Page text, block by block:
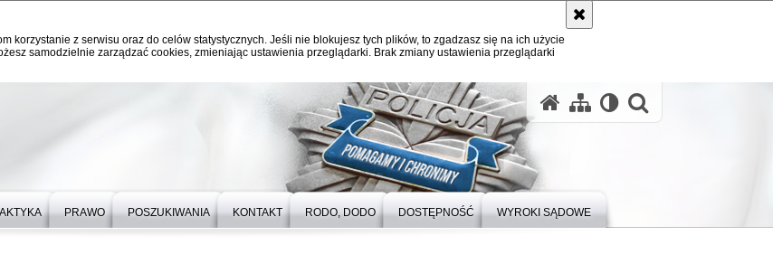
korzystanie z serwisu oraz do celów statystycznych. Jeśli nie blokujesz tych plików, to zgadzasz się na ich użycie
samodzielnie zarządzać cookies, zmieniając ustawienia przeglądarki. Brak zmiany ustawienia przeglądarki
PRAWO POSZUKIWANIA KONTAKT RODO, DODO DOSTĘPNOŚĆ WYROKI SĄDOWE